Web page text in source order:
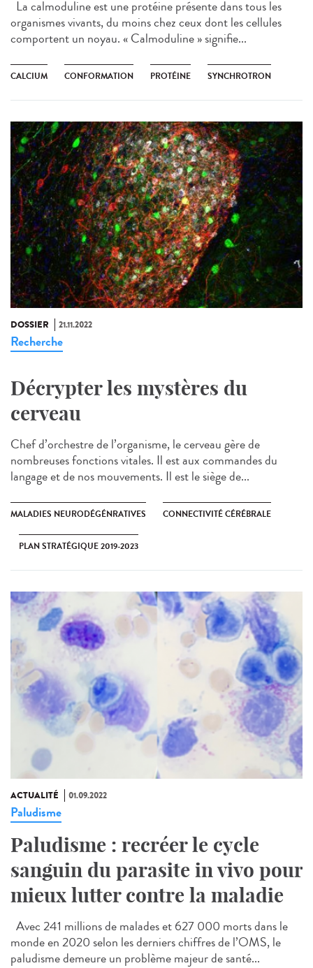
La calmoduline est une protéine présente dans tous les
organismes vivants, du moins chez ceux dont les cellules
comportent un noyau. « Calmoduline » signifie...
CALCIUM CONFORMATION PROTÉINE SYNCHROTRON
DOSSIER 21.11.2022
Recherche
Décrypter les mystères du
cerveau
Chef d’orchestre de l’organisme, le cerveau gère de
nombreuses fonctions vitales. Il est aux commandes du
langage et de nos mouvements. Il est le siège de...
MALADIES NEURODÉGÉNRATIVES CONNECTIVITÉ CÉRÉBRALE
PLAN STRATÉGIQUE 2019-2023
ACTUALITÉ 01.09.2022
Paludisme
Paludisme : recréer le cycle
sanguin du parasite in vivo pour
mieux lutter contre la maladie
Avec 241 millions de malades et 627 000 morts dans le
monde en 2020 selon les derniers chiffres de l’OMS, le
paludisme demeure un problème majeur de santé...